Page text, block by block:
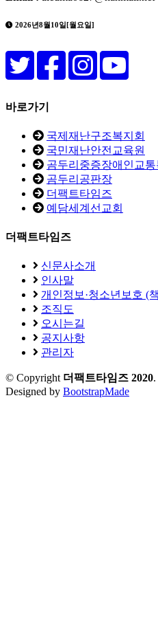
2026년8월10일[월요일]
바로가기
국제재난구조복지회
국민재난안전교육원
곰두리중증장애인교통
곰두리공판장
더팩트타임즈
예담세계선교회
더팩트타임즈
신문사소개
인사말
개인정보·청소년보호 (
조직도
오시는길
공지사항
관리자
© Copyright 더팩트타임즈 2020
Designed by BootstrapMade